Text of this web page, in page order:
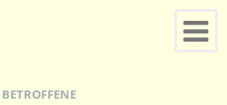
BETROFFENE